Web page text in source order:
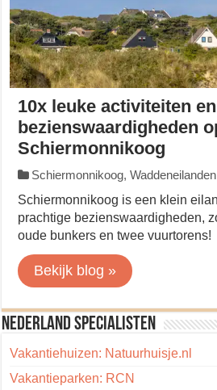
10x leuke activiteiten en
bezienswaardigheden
Schiermonnikoog
Schiermonnikoog,Waddeneilanden
Schiermonnikoog is een klein
prachtige bezienswaardigheden,
oude bunkers en twee vuurtorens!
Bekijk blog »
Nederland specialisten
Vakantiehuizen: Natuurhuisje.nl
Vakantieparken: RCN